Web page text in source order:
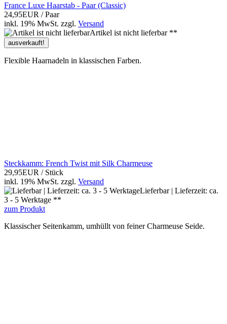
France Luxe Haarstab - Paar (Classic)
24,95EUR / Paar
inkl. 19% MwSt. zzgl. Versand
Artikel ist nicht lieferbar **
ausverkauft!
Flexible Haarnadeln in klassischen Farben.
Steckkamm: French Twist mit Silk Charmeuse
29,95EUR / Stück
inkl. 19% MwSt. zzgl. Versand
Lieferbar | Lieferzeit: ca.
3 - 5 Werktage **
zum Produkt
Klassischer Seitenkamm, umhüllt von feiner Charmeuse Seide.